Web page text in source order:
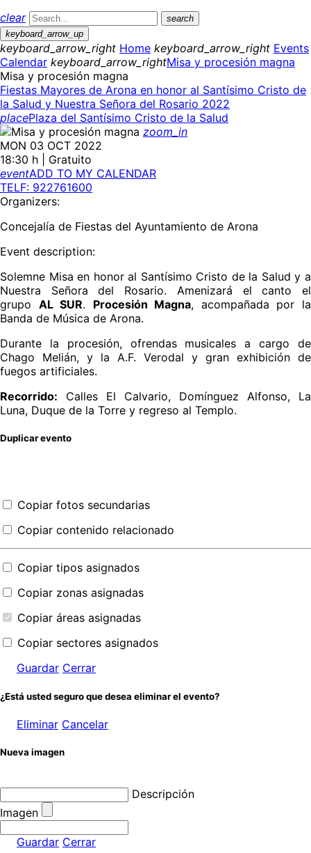
clear
search
keyboard_arrow_up
keyboard_arrow_right Home keyboard_arrow_right Events
Calendar keyboard_arrow_rightMisa y procesión magna
Misa y procesión magna
Fiestas Mayores de Arona en honor al Santísimo Cristo de
la Salud y Nuestra Señora del Rosario 2022
placePlaza del Santísimo Cristo de la Salud
zoom_in
MON 03 OCT 2022
18:30 h | Gratuito
eventADD TO MY CALENDAR
TELF: 922761600
Organizers:
Concejalía de Fiestas del Ayuntamiento de Arona
Event description:
Solemne Misa en honor al Santísimo Cristo de la Salud y a
Nuestra Señora del Rosario. Amenizará el canto el
grupo AL SUR. Procesión Magna, acompañada por la
Banda de Música de Arona.
Durante la procesión, ofrendas musicales a cargo de
Chago Melián, y la A.F. Verodal y gran exhibición de
fuegos artificiales.
Recorrido: Calles El Calvario, Domínguez Alfonso, La
Luna, Duque de la Torre y regreso al Templo.
Duplicar evento
Copiar fotos secundarias
Copiar contenido relacionado
Copiar tipos asignados
Copiar zonas asignadas
Copiar áreas asignadas
Copiar sectores asignados
Guardar Cerrar
¿Está usted seguro que desea eliminar el evento?
Eliminar Cancelar
Nueva imagen
Descripción
Imagen
Guardar Cerrar